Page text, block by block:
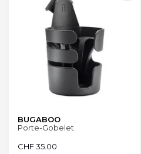
BUGABOO
Porte-Gobelet
CHF35.00